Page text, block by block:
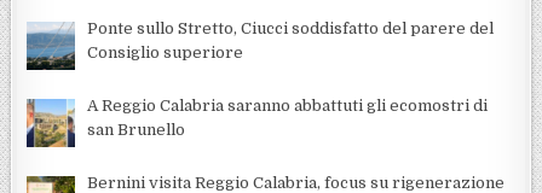
Ponte sullo Stretto, Ciucci soddisfatto del parere del
Consiglio superiore
A Reggio Calabria saranno abbattuti gli ecomostri di
san Brunello
Bernini visita Reggio Calabria, focus su rigenerazione